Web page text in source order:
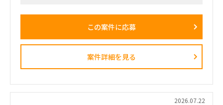
・稟議通過後の実務（POCフェーズ）におけるプロジェクト
・3ヶ月間の検証マイルストーン（ガントチャート等）の設計
・市場調査、ヒアリング対象（パートナー等）の調査・選定・
実行。
デート。
・事業計画、ターゲット層の選定、市場規模の再見直し。
・週1回または隔週1回程度の定例ミーティングへの参加、お
この案件に応募
案件詳細を見る
2026.07.22